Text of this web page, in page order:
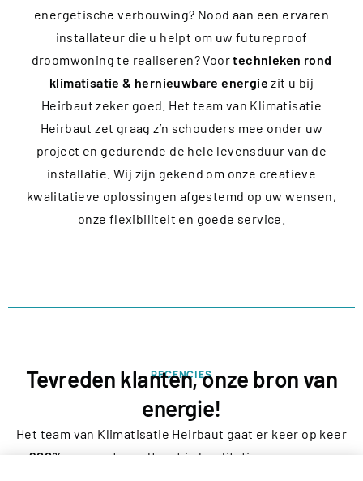
energetische verbouwing? Nood aan een ervaren
installateur die u helpt om uw futureproof
droomwoning te realiseren? Voortechnieken rond
klimatisatie & hernieuwbare energiezit u bij
Heirbaut zeker goed. Het team van Klimatisatie
Heirbaut zet graag z’n schouders mee onder uw
project en gedurende de hele levensduur van de
installatie. Wij zijn gekend om onze creatieve
kwalitatieve oplossingen afgestemd op uw wensen,
onze flexibiliteit en goede service.
RECENCIES
Tevreden klanten, onze bron van
energie!
Het team van Klimatisatie Heirbaut gaat er keer op keer
200%
voor wat resulteert in kwalitatieve en proper